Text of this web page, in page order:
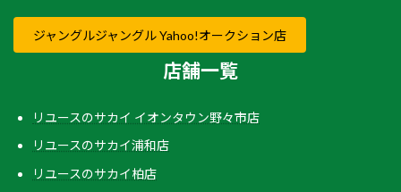
ジャングルジャングル Yahoo!オークション店
店舗一覧
リユースのサカイ イオンタウン野々市店
リユースのサカイ浦和店
リユースのサカイ柏店